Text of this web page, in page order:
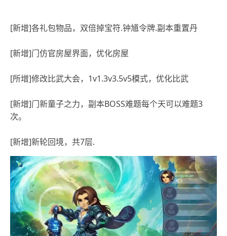
[新增]各礼包物品，双倍掉宝符.钟馗令牌.副本重置丹
[新增]门仿官房屋界面，优化房屋
[所增]修改比武大会，1v1.3v3.5v5模式，优化比武
[新增]门新童子之力，副本BOSS难题每个天可以难题3
次。
[新增]新轮回境，共7层.